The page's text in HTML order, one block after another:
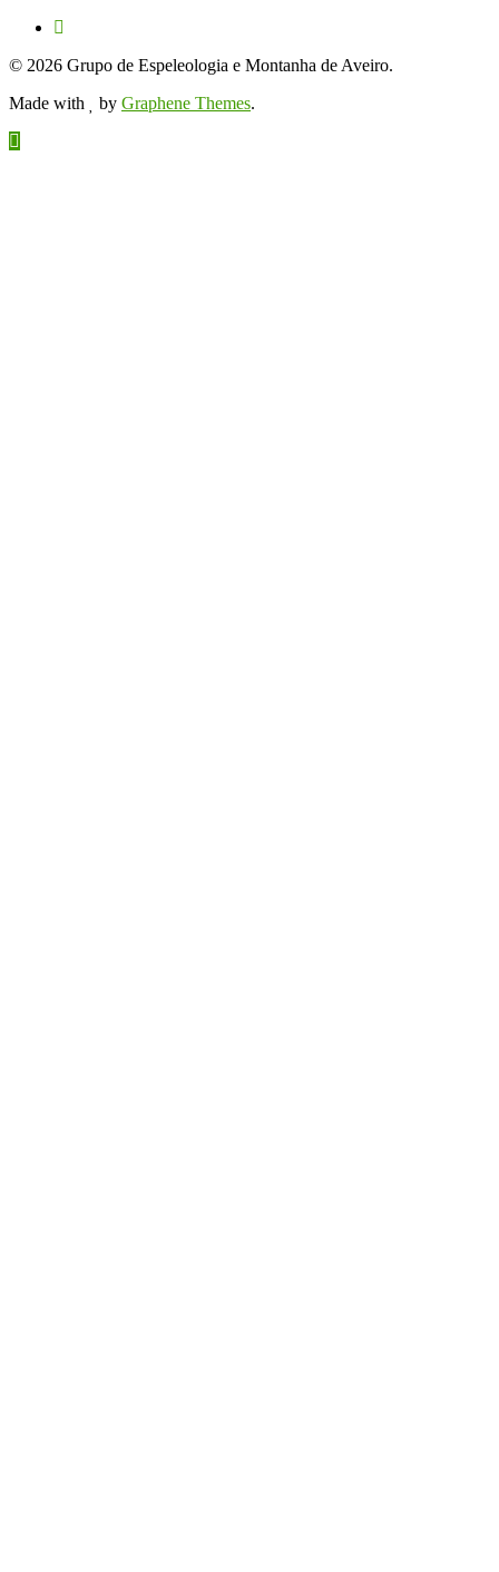
© 2026 Grupo de Espeleologia e Montanha de Aveiro.
Made with
by Graphene Themes.